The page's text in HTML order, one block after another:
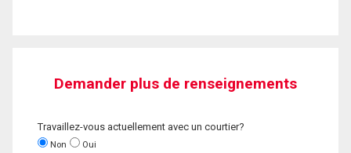
Demander plus de renseignements
Travaillez-vous actuellement avec un courtier?
Non Oui